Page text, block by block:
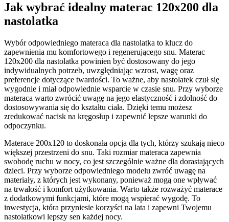
Jak wybrać idealny materac 120x200 dla
nastolatka
Wybór odpowiedniego materaca dla nastolatka to klucz do
zapewnienia mu komfortowego i regenerującego snu. Materac
120x200 dla nastolatka powinien być dostosowany do jego
indywidualnych potrzeb, uwzględniając wzrost, wagę oraz
preferencje dotyczące twardości. To ważne, aby nastolatek czuł się
wygodnie i miał odpowiednie wsparcie w czasie snu. Przy wyborze
materaca warto zwrócić uwagę na jego elastyczność i zdolność do
dostosowywania się do kształtu ciała. Dzięki temu możesz
zredukować nacisk na kręgosłup i zapewnić lepsze warunki do
odpoczynku.
Materace 200x120 to doskonała opcja dla tych, którzy szukają nieco
większej przestrzeni do snu. Taki rozmiar materaca zapewnia
swobodę ruchu w nocy, co jest szczególnie ważne dla dorastających
dzieci. Przy wyborze odpowiedniego modelu zwróć uwagę na
materiały, z których jest wykonany, ponieważ mogą one wpływać
na trwałość i komfort użytkowania. Warto także rozważyć materace
z dodatkowymi funkcjami, które mogą wspierać wygodę. To
inwestycja, która przyniesie korzyści na lata i zapewni Twojemu
nastolatkowi lepszy sen każdej nocy.